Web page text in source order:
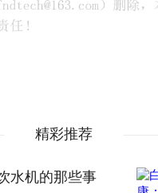
精彩推荐
水机的那些事